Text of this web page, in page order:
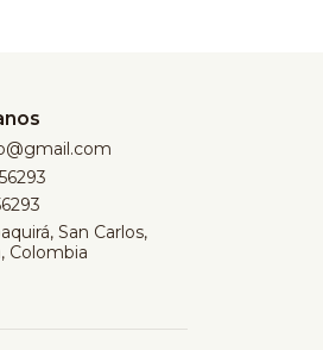
San Carlos,
Colombia